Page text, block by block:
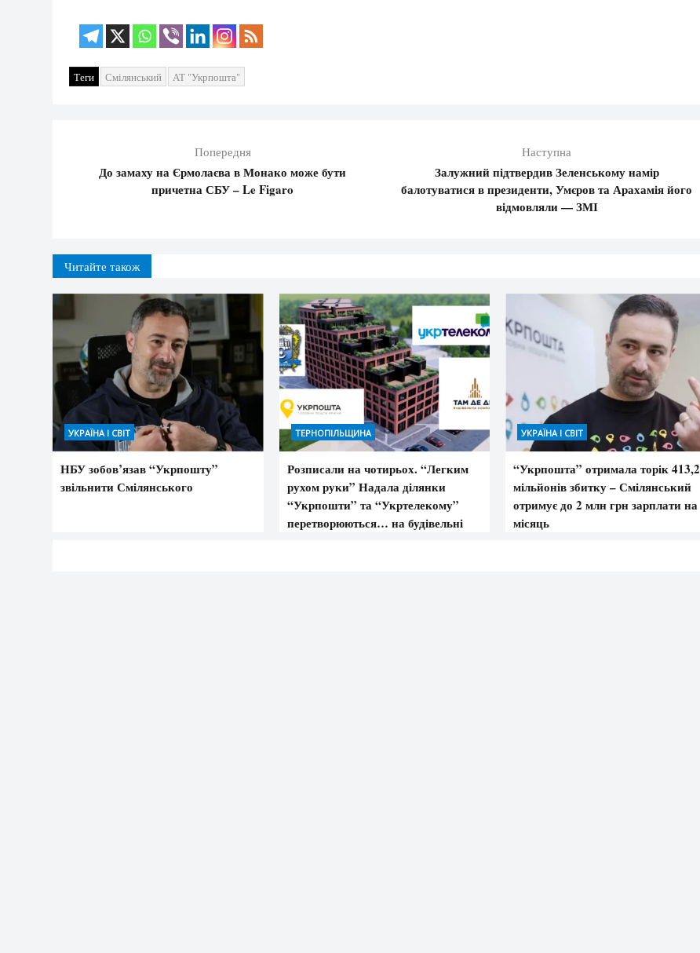
Теги Смілянський АТ "Укрпошта"
Попередня
До замаху на Єрмолаєва в Монако може бути
причетна СБУ – Le Figaro
Наступна
Залужний підтвердив Зеленському намір
балотуватися в президенти, Умєров та Арахамія його
відмовляли — ЗМІ
Читайте також
УКРАЇНА І СВІТ
НБУ зобов’язав “Укрпошту”
звільнити Смілянського
ТЕРНОПІЛЬЩИНА
Розписали на чотирьох. “Легким
рухом руки” Надала ділянки
“Укрпошти” та “Укртелекому”
перетворюються… на будівельні
УКРАЇНА І СВІТ
“Укрпошта” отримала торік 413,2
мільйонів збитку – Смілянський
отримує до 2 млн грн зарплати на
місяць